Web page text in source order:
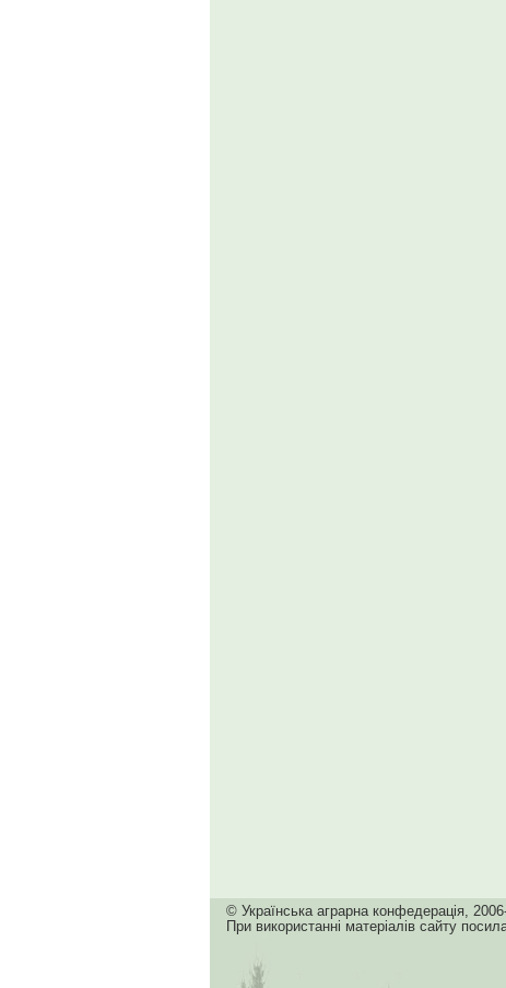
© Українська аграрна конфедерація,
При використанні матеріалів сайту